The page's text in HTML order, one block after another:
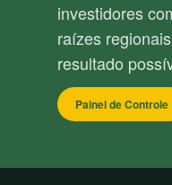
investidores
raízes
resultado
Painel de Controle